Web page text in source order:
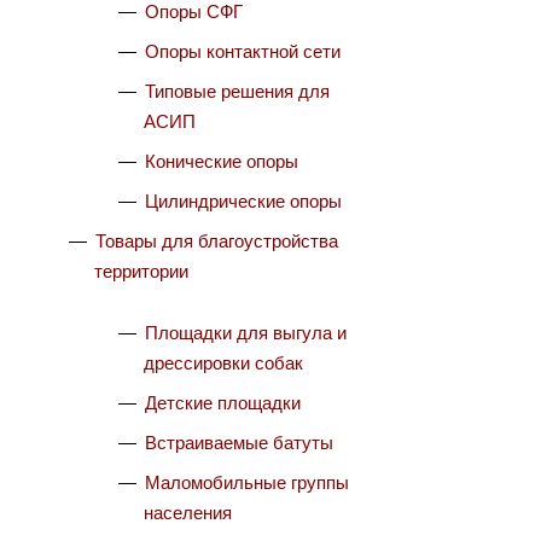
Опоры СФГ
Опоры контактной сети
Типовые решения для
АСИП
Конические опоры
Цилиндрические опоры
Товары для благоустройства
территории
Площадки для выгула и
дрессировки собак
Детские площадки
Встраиваемые батуты
Маломобильные группы
населения